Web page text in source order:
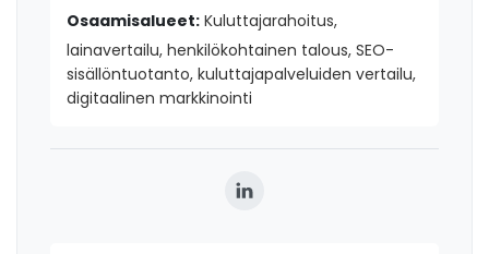
Osaamisalueet: Kuluttajarahoitus,
lainavertailu, henkilökohtainen talous, SEO-
sisällöntuotanto, kuluttajapalveluiden vertailu,
digitaalinen markkinointi